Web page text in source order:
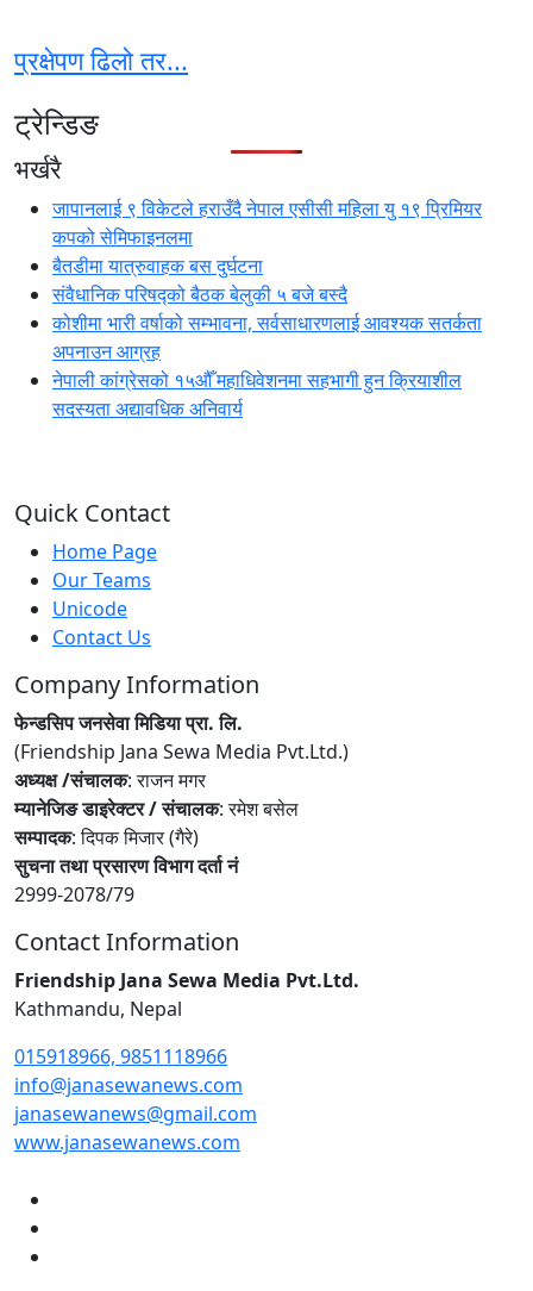
प्रक्षेपण ढिलो तर...
ट्रेन्डिङ
भर्खरै
जापानलाई ९ विकेटले हराउँदै नेपाल एसीसी महिला यु १९ प्रिमियर
कपको सेमिफाइनलमा
बैतडीमा यात्रुवाहक बस दुर्घटना
संवैधानिक परिषद्को बैठक बेलुकी ५ बजे बस्दै
कोशीमा भारी वर्षाको सम्भावना, सर्वसाधारणलाई आवश्यक सतर्कता
अपनाउन आग्रह
नेपाली कांग्रेसको १५औँ महाधिवेशनमा सहभागी हुन क्रियाशील
सदस्यता अद्यावधिक अनिवार्य
Quick Contact
Home Page
Our Teams
Unicode
Contact Us
Company Information
फेन्डसिप जनसेवा मिडिया प्रा. लि.
(Friendship Jana Sewa Media Pvt.Ltd.)
अध्यक्ष /संचालक: राजन मगर
म्यानेजिङ डाइरेक्टर / संचालक: रमेश बसेल
सम्पादक: दिपक मिजार (गैरे)
सुचना तथा प्रसारण विभाग दर्ता नं
2999-2078/79
Contact Information
Friendship Jana Sewa Media Pvt.Ltd.
Kathmandu, Nepal
015918966, 9851118966
info@janasewanews.com
janasewanews@gmail.com
www.janasewanews.com